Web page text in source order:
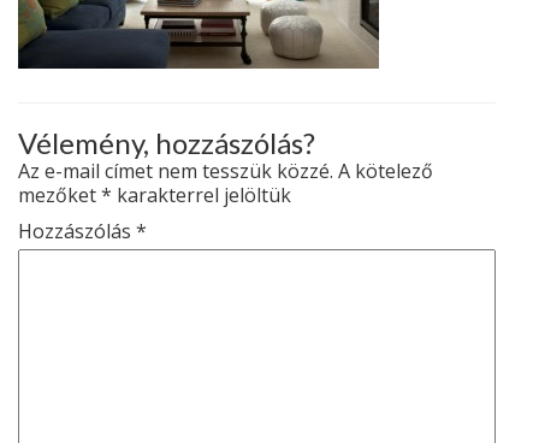
Vélemény, hozzászólás?
Az e-mail címet nem tesszük közzé. A kötelező
mezőket* karakterrel jelöltük
Hozzászólás *